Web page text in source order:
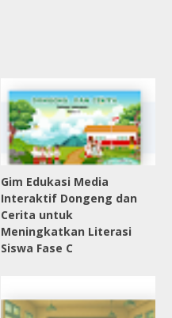
Gim Edukasi Media
Interaktif Dongeng dan
Cerita untuk
Meningkatkan Literasi
Siswa Fase C